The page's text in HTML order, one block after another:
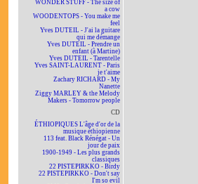
WONDER STUFF - The size of
a cow
WOODENTOPS - You make me
feel
Yves DUTEIL - J'ai la guitare
qui me démange
Yves DUTEIL - Prendre un
enfant (à Martine)
Yves DUTEIL - Tarentelle
Yves SAINT-LAURENT - Paris
je t'aime
Zachary RICHARD - My
Nanette
Ziggy MARLEY & the Melody
Makers - Tomorrow people
CD
ÉTHIOPIQUES L'âge d'or de la
musique éthiopienne
113 feat. Black Rénégat - Un
jour de paix
1900-1949 - Les plus grands
classiques
22 PISTEPIRKKO - Birdy
22 PISTEPIRKKO - Don't say
I'm so evil